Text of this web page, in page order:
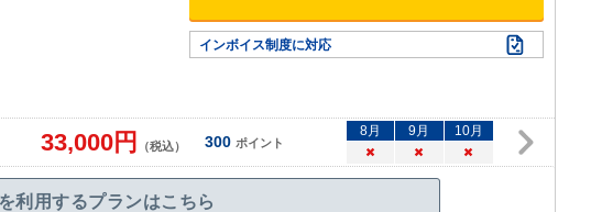
インボイス制度に対応
33,000円 （税込） 300 ポイント
8月 9月 10月
×
× ×
利用するプランはこちら